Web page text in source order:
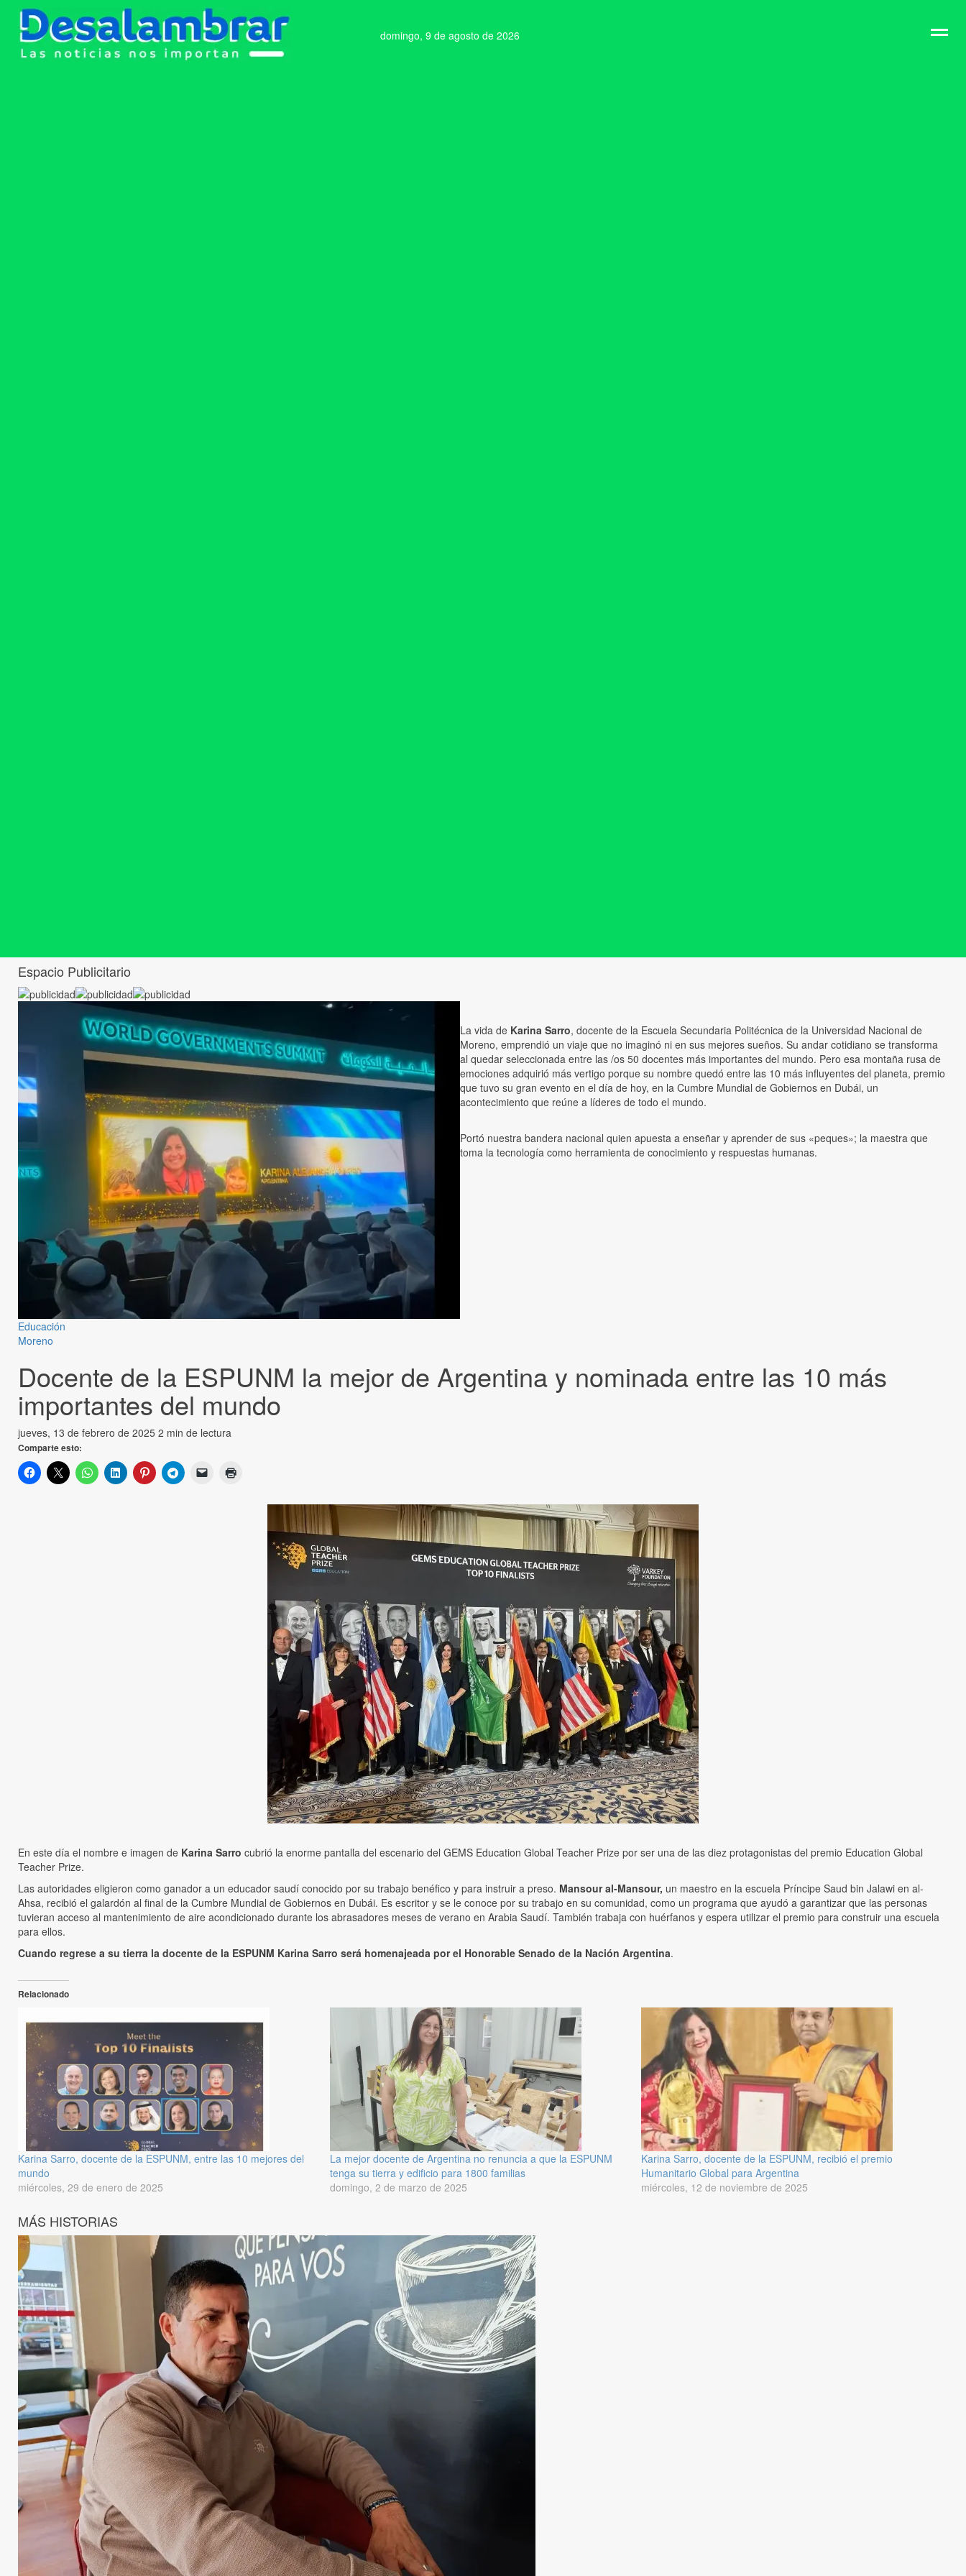
domingo, 9 de agosto de 2026
Espacio Publicitario
Educación
Moreno
Docente de la ESPUNM la mejor de Argentina y nominada entre las 10 más
importantes del mundo
jueves, 13 de febrero de 2025 2 min de lectura
Comparte esto:
La vida de Karina Sarro, docente de la Escuela Secundaria Politécnica de la Universidad Nacional de
Moreno, emprendió un viaje que no imaginó ni en sus mejores sueños. Su andar cotidiano se transforma
al quedar seleccionada entre las /os 50 docentes más importantes del mundo. Pero esa montaña rusa de
emociones adquirió más vertigo porque su nombre quedó entre las 10 más influyentes del planeta, premio
que tuvo su gran evento en el día de hoy, en la Cumbre Mundial de Gobiernos en Dubái, un
acontecimiento que reúne a líderes de todo el mundo.
Portó nuestra bandera nacional quien apuesta a enseñar y aprender de sus «peques»; la maestra que
toma la tecnología como herramienta de conocimiento y respuestas humanas.
En este día el nombre e imagen de Karina Sarro cubrió la enorme pantalla del escenario del GEMS Education Global Teacher Prize por ser una de las diez protagonistas del premio Education Global
Teacher Prize.
Las autoridades eligieron como ganador a un educador saudí conocido por su trabajo benéfico y para instruir a preso. Mansour al-Mansour, un maestro en la escuela Príncipe Saud bin Jalawi en al-
Ahsa, recibió el galardón al final de la Cumbre Mundial de Gobiernos en Dubái. Es escritor y se le conoce por su trabajo en su comunidad, como un programa que ayudó a garantizar que las personas
tuvieran acceso al mantenimiento de aire acondicionado durante los abrasadores meses de verano en Arabia Saudí. También trabaja con huérfanos y espera utilizar el premio para construir una escuela
para ellos.
Cuando regrese a su tierra la docente de la ESPUNM Karina Sarro será homenajeada por el Honorable Senado de la Nación Argentina.
Relacionado
Karina Sarro, docente de la ESPUNM, entre las 10 mejores del
mundo
miércoles, 29 de enero de 2025
La mejor docente de Argentina no renuncia a que la ESPUNM
tenga su tierra y edificio para 1800 familias
domingo, 2 de marzo de 2025
Karina Sarro, docente de la ESPUNM, recibió el premio
Humanitario Global para Argentina
miércoles, 12 de noviembre de 2025
MÁS HISTORIAS